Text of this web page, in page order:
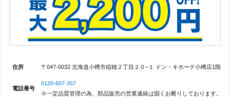
住所 〒047-0032 北海道小樽市稲穂２丁目２０−１ ドン・キホーテ小樽店1階
電話番号
0120-657-357
※一定品質管理の為、部品販売の営業連絡は固くお断りしております。